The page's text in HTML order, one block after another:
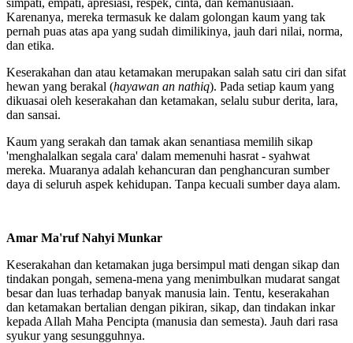
Karenanya, mereka termasuk ke dalam golongan kaum yang tak
pernah puas atas apa yang sudah dimilikinya, jauh dari nilai, norma,
dan etika.
Keserakahan dan atau ketamakan merupakan salah satu ciri dan sifat
hewan yang berakal (hayawan an nathiq). Pada setiap kaum yang
dikuasai oleh keserakahan dan ketamakan, selalu subur derita, lara,
dan sansai.
Kaum yang serakah dan tamak akan senantiasa memilih sikap
'menghalalkan segala cara' dalam memenuhi hasrat - syahwat
mereka. Muaranya adalah kehancuran dan penghancuran sumber
daya di seluruh aspek kehidupan. Tanpa kecuali sumber daya alam.
Amar Ma'ruf Nahyi Munkar
Keserakahan dan ketamakan juga bersimpul mati dengan sikap dan
tindakan pongah, semena-mena yang menimbulkan mudarat sangat
besar dan luas terhadap banyak manusia lain. Tentu, keserakahan
dan ketamakan bertalian dengan pikiran, sikap, dan tindakan inkar
kepada Allah Maha Pencipta (manusia dan semesta). Jauh dari rasa
syukur yang sesungguhnya.